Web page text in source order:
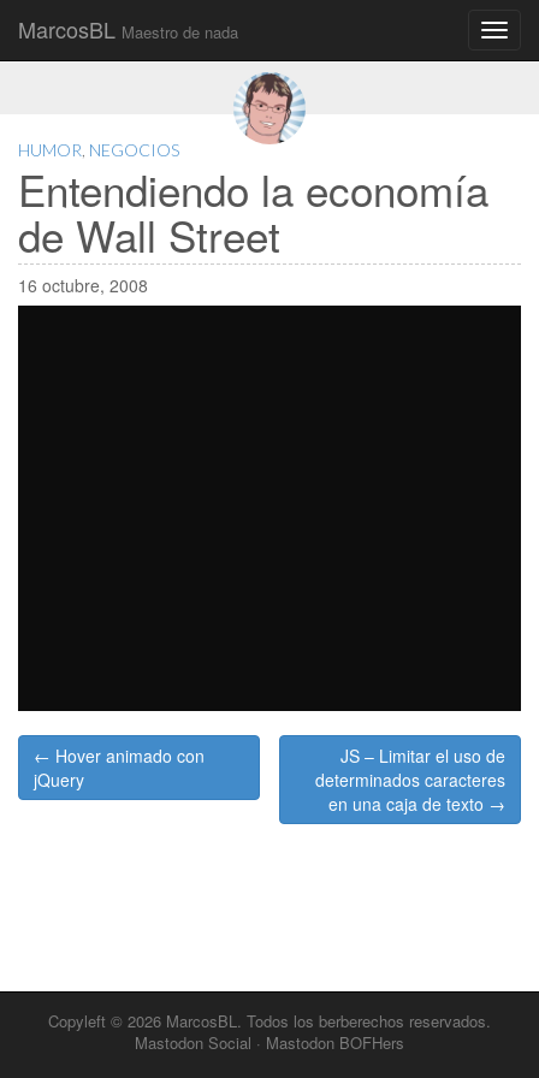
MarcosBL Maestro de nada
HUMOR NEGOCIOS
Entendiendo la economía
de Wall Street
16 octubre, 2008
Post
navigation
← Hover animado con
jQuery
JS – Limitar el uso de
determinados caracteres
en una caja de texto →
Copyleft © 2026 MarcosBL. Todos los berberechos reservados.
Mastodon Social · Mastodon BOFHers